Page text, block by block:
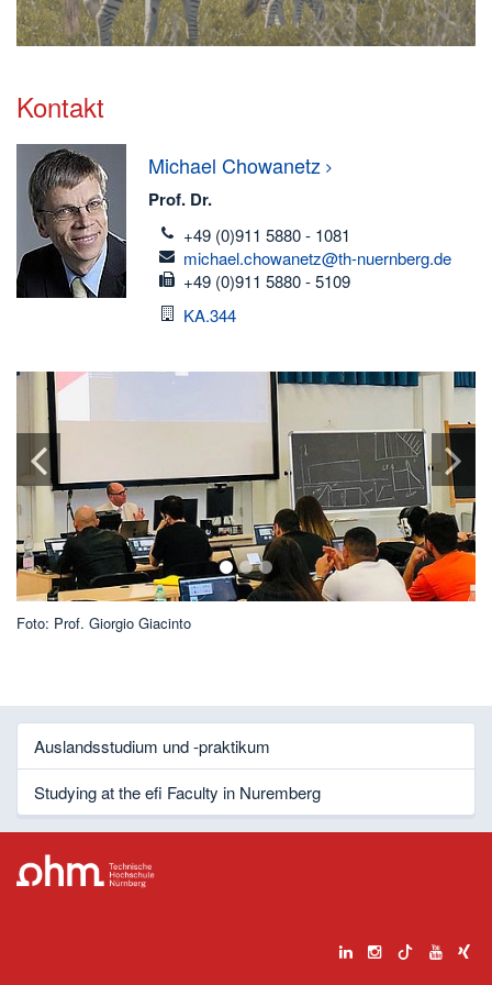
Kontakt
Michael Chowanetz
Prof. Dr.
telefon
+49 (0)911 5880 - 1081
email
michael.chowanetz@th-nuernberg.de
fax
+49 (0)911 5880 - 5109
Raum
KA.344
Foto: Prof. Giorgio Giacinto
1 2 3
Auslandsstudium und -praktikum
Studying at the efi Faculty in Nuremberg